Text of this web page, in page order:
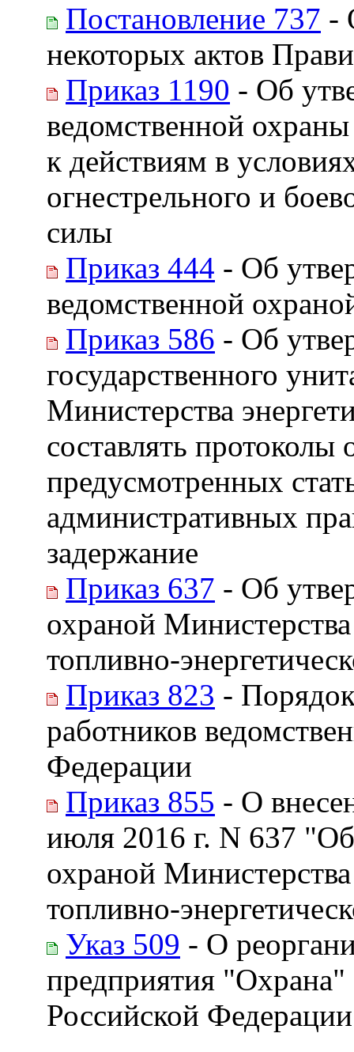
Постановление 737 -
некоторых актов
Приказ 1190 - Об
ведомственной
к действиям в
огнестрельного и
силы
Приказ 444 - Об
ведомственной
Приказ 586 - Об
государственного
Министерства
составлять
предусмотренных
административных
задержание
Приказ 637 - Об
охраной
топливно-
Приказ 823 -
работников
Федерации
Приказ 855 - О
июля 2016 г. N 637
охраной
топливно-
Указ 509 - О
предприятия
Российской Федерации